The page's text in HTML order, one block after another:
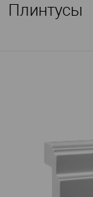
Плинтусы